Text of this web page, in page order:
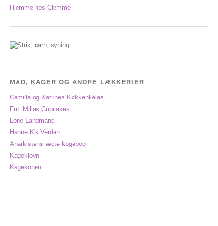
Hjemme hos Clemme
MAD, KAGER OG ANDRE LÆKKERIER
Camilla og Katrines Køkkenkalas
Fru. Millas Cupcakes
Lone Landmand
Hanne K's Verden
Anarkistens ægte kogebog
Kageklovn
Kagekonen